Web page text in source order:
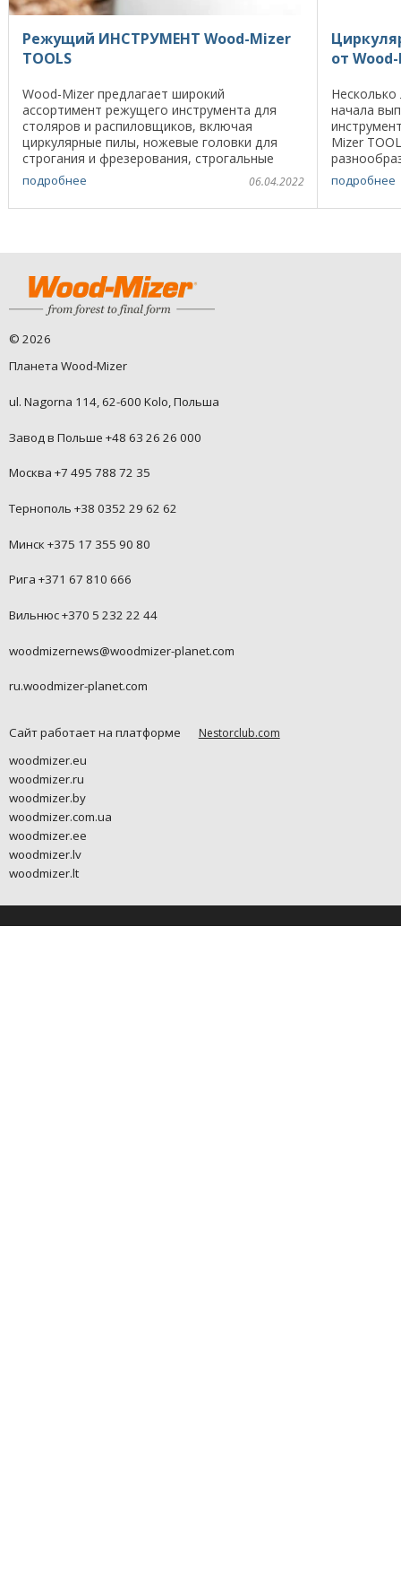
Режущий ИНСТРУМЕНТ Wood-Mizer
TOOLS
Wood-Mizer предлагает широкий
ассортимент режущего инструмента для
столяров и распиловщиков, включая
циркулярные пилы, ножевые головки для
строгания и фрезерования, строгальные
ножи, дрели и рамные пилы. Инструмент
Wood-Mizer хорошо известен своей ...
подробнее 06.04.2022
от
начала
Mizer
круглые
подробнее
© 2026
Планета Wood-Mizer
ul. Nagorna 114, 62-600 Kolo, Польша
Завод в Польше +48 63 26 26 000
Москва +7 495 788 72 35
Тернополь +38 0352 29 62 62
Минск +375 17 355 90 80
Рига +371 67 810 666
Вильнюс +370 5 232 22 44
woodmizernews@woodmizer-planet.com
ru.woodmizer-planet.com
Сайт работает на платформе Nestorclub.com
woodmizer.eu
woodmizer.ru
woodmizer.by
woodmizer.com.ua
woodmizer.ee
woodmizer.lv
woodmizer.lt